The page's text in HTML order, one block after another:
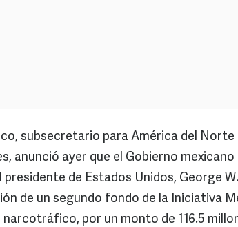
subsecretario para América del Norte
anunció ayer que el Gobierno
presidente de Estados Unidos, George
de un segundo fondo de la Iniciativa
por un monto de 116.5